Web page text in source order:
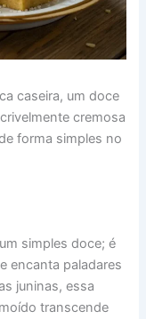
caseira, um doce
cremosa
forma simples no
simples doce; é
encanta paladares
juninas, essa
transcende